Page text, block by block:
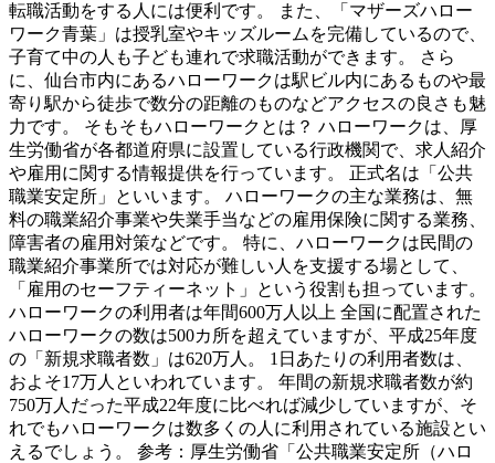
転職活動をする人には便利です。 また、「マザーズハロー
ワーク青葉」は授乳室やキッズルームを完備しているので、
子育て中の人も子ども連れで求職活動ができます。 さら
に、仙台市内にあるハローワークは駅ビル内にあるものや最
寄り駅から徒歩で数分の距離のものなどアクセスの良さも魅
力です。 そもそもハローワークとは？ ハローワークは、厚
生労働省が各都道府県に設置している行政機関で、求人紹介
や雇用に関する情報提供を行っています。 正式名は「公共
職業安定所」といいます。 ハローワークの主な業務は、無
料の職業紹介事業や失業手当などの雇用保険に関する業務、
障害者の雇用対策などです。 特に、ハローワークは民間の
職業紹介事業所では対応が難しい人を支援する場として、
「雇用のセーフティーネット」という役割も担っています。
ハローワークの利用者は年間600万人以上 全国に配置された
ハローワークの数は500カ所を超えていますが、平成25年度
の「新規求職者数」は620万人。 1日あたりの利用者数は、
およそ17万人といわれています。 年間の新規求職者数が約
750万人だった平成22年度に比べれば減少していますが、そ
れでもハローワークは数多くの人に利用されている施設とい
えるでしょう。 参考：厚生労働省「公共職業安定所（ハロ